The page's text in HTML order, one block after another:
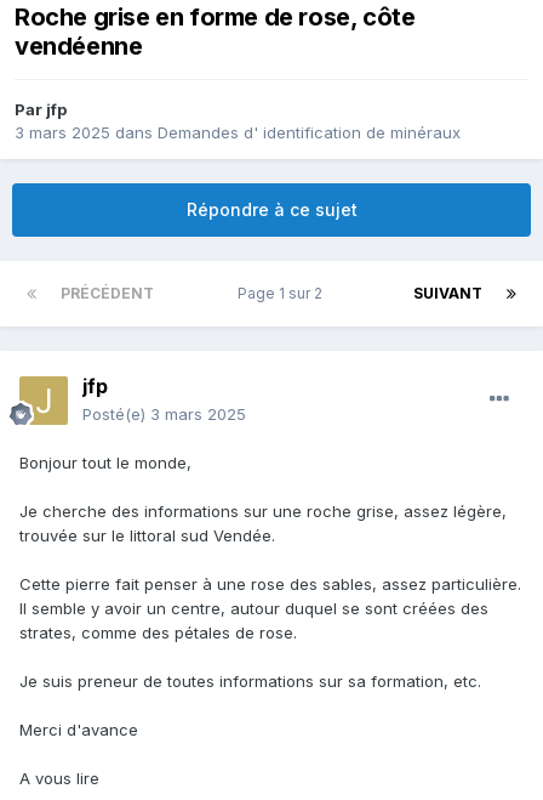
Roche grise en forme de rose, côte
vendéenne
Par jfp
3 mars 2025 dans Demandes d' identification de minéraux
Répondre à ce sujet
PRÉCÉDENT SUIVANT
Page 1 sur 2
jfp
Posté(e) 3 mars 2025
Bonjour tout le monde,
Je cherche des informations sur une roche grise, assez légère,
trouvée sur le littoral sud Vendée.
Cette pierre fait penser à une rose des sables, assez particulière.
Il semble y avoir un centre, autour duquel se sont créées des
strates, comme des pétales de rose.
Je suis preneur de toutes informations sur sa formation, etc.
Merci d'avance
A vous lire